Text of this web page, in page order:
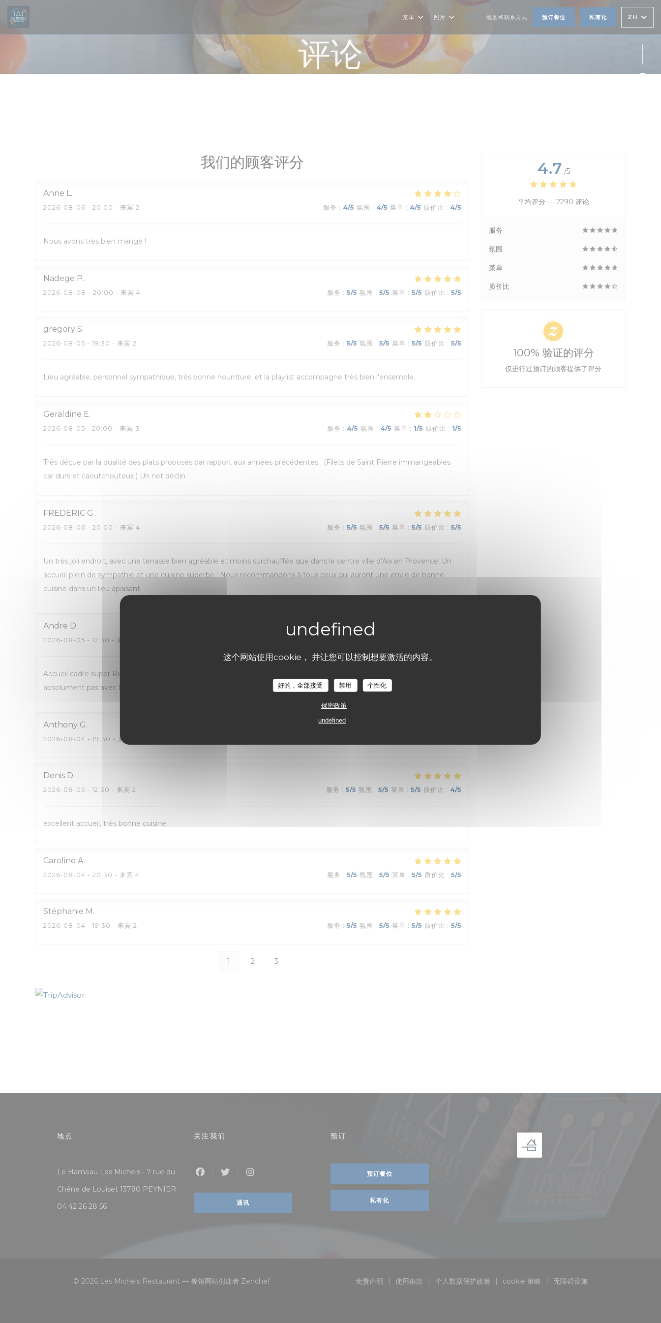
Cookie管理面板
这个网站使用cookie， 并让您可以控制想要激活的内容。
好的，全部接受 禁用 个性化
保密政策
undefined
菜单 照片 评论 地图和联系方式 预订餐位 私有化 ZH
评论
我们的顾客评分
Anne L
2026-08-06 - 20:00 - 来宾 2 服务 : 4/5 氛围 : 4/5 菜单 : 4/5 质价比 : 4/5
Nous avons très bien mangé !
Nadege P
2026-08-08 - 20:00 - 来宾 4 服务 : 5/5 氛围 : 5/5 菜单 : 5/5 质价比 : 5/5
gregory S
2026-08-05 - 19:30 - 来宾 2 服务 : 5/5 氛围 : 5/5 菜单 : 5/5 质价比 : 5/5
Lieu agréable, personnel sympathique, très bonne nourriture, et la playlist accompagne très bien l'ensemble.
Geraldine E
2026-08-05 - 20:00 - 来宾 3 服务 : 4/5 氛围 : 4/5 菜单 : 1/5 质价比 : 1/5
Très déçue par la qualité des plats proposés par rapport aux années précédentes . (Filets de Saint Pierre immangeables
car durs et caoutchouteux ) Un net déclin.
FREDERIC G
2026-08-06 - 20:00 - 来宾 4 服务 : 5/5 氛围 : 5/5 菜单 : 5/5 质价比 : 5/5
Un très joli endroit, avec une terrasse bien agréable et moins surchauffée que dans le centre ville d’Aix en Provence. Un
accueil plein de sympathie et une cuisine superbe ! Nous recommandons à tous ceux qui auront une envie de bonne
cuisine dans un lieu apaisant.
Andre D
2026-08-05 - 12:30 - 来宾 2
Accueil cadre super Ris de veau excellent Revoir l’accompagnement des ris de veau qui a mon goût n allaient
absolument pas avec les ris de veau et la très bonne sauce aux cèpes ! Dessert excellent
Anthony G
2026-08-04 - 19:30 - 来宾 2
Denis D
2026-08-05 - 12:30 - 来宾 2 服务 : 5/5 氛围 : 5/5 菜单 : 5/5 质价比 : 4/5
excellent accueil, très bonne cuisine
Caroline A
2026-08-04 - 20:30 - 来宾 4 服务 : 5/5 氛围 : 5/5 菜单 : 5/5 质价比 : 5/5
Stéphanie M
2026-08-04 - 19:30 - 来宾 2 服务 : 5/5 氛围 : 5/5 菜单 : 5/5 质价比 : 5/5
1 2 3
4.7 /5
平均评分 — 2290 评论
服务
氛围
菜单
质价比
100% 验证的评分
仅进行过预订的顾客提供了评分
地点
Le Hameau Les Michels - 7 rue du
Chêne de Louiset 13790 PEYNIER((在新窗口中打开))
04 42 26 28 56
关注我们
Instagram ((在新窗口中打开))
通讯
预订
预订餐位
私有化
© 2026 Les Michels Restaurant — 餐馆网站创建者 Zenchef((在新窗口中打开)) 免责声明
((在新窗口中打开))
使用条款
((在新窗口中打开))
个人数据保护政策
((在新窗口中打开))
cookie 策略
((在新窗口中打开))
无障碍设施
((在新窗口中打开))